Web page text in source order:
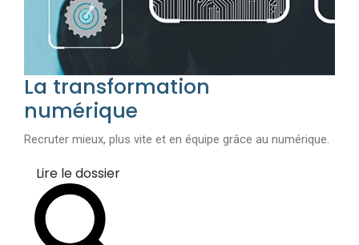
La transformation
numérique
Recruter mieux, plus vite et en équipe grâce au numérique.
Lire le dossier